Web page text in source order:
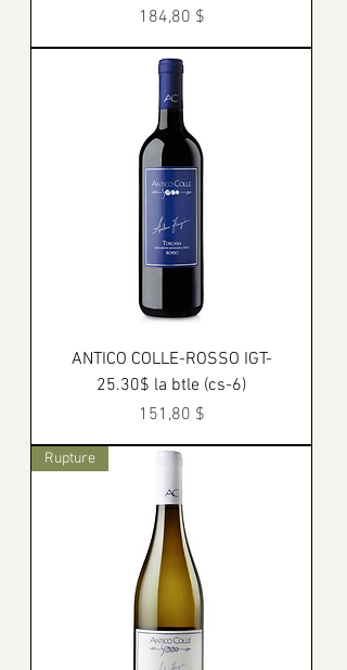
Prix
184,80 $
ANTICO COLLE-ROSSO IGT-
25.30$ la btle (cs-6)
Prix
151,80 $
Rupture